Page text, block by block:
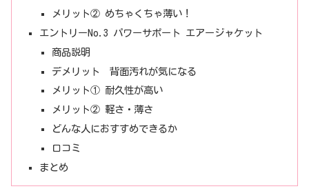
メリット② めちゃくちゃ薄い！
エントリーNo.3 パワーサポート エアージャケット
商品説明
デメリット 背面汚れが気になる
メリット① 耐久性が高い
メリット② 軽さ・薄さ
どんな人におすすめできるか
口コミ
まとめ